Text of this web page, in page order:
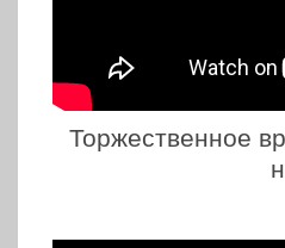
Тор­же­ствен­ное